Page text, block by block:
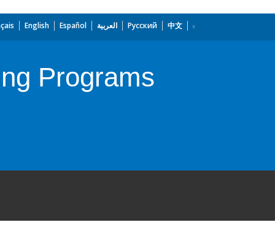
English Español العربية Русский 中文
Programs